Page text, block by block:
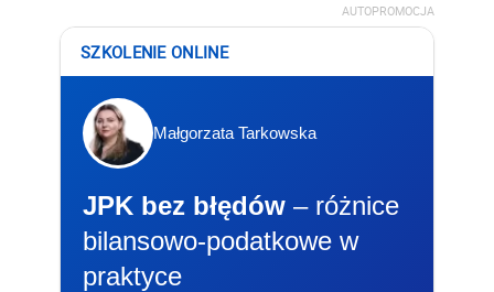
AUTOPROMOCJA
SZKOLENIE ONLINE
Małgorzata Tarkowska
JPK bez błędów – różnice
bilansowo-podatkowe w
praktyce